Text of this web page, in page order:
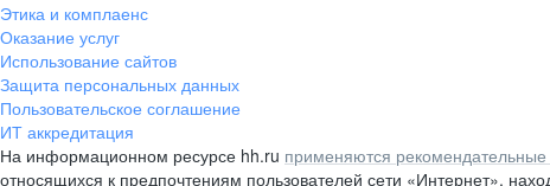
Этика и комплаенс
Оказание услуг
Использование сайтов
Защита персональных данных
Пользовательское соглашение
ИТ аккредитация
На информационном ресурсе hh.ru применяются рекомендательные
относящихся к предпочтениям пользователей сети «Интернет»,